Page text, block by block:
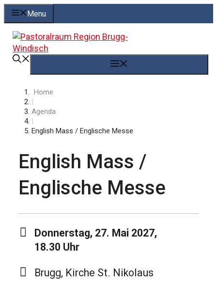
Springe
zum
Inhalt
Menu
Home
|
Agenda
|
English Mass / Englische Messe
English Mass /
Englische Messe
Donnerstag, 27. Mai 2027,
18.30 Uhr
Brugg, Kirche St. Nikolaus